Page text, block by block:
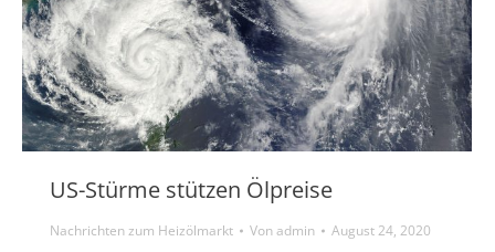
US-Stürme stützen Ölpreise
Nachrichten zum Heizölmarkt Vonadmin August 24, 2020